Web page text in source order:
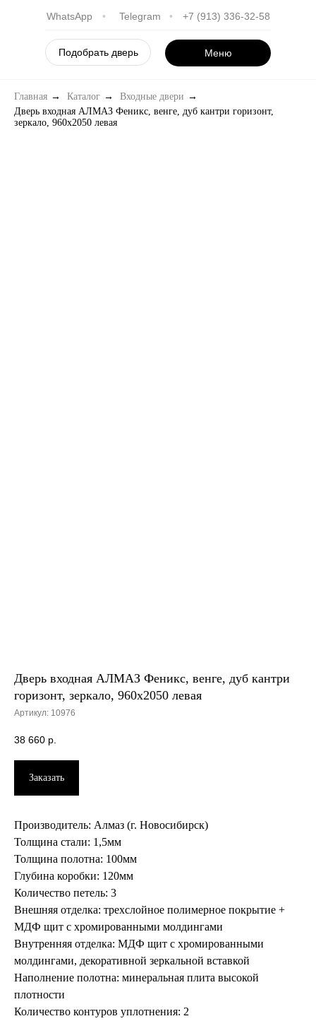
WhatsApp •
Telegram
• +7 (913) 336-32-58
Подобрать дверь Меню
Главная → Каталог → Входные двери →
Дверь входная АЛМАЗ Феникс, венге, дуб кантри горизонт,
зеркало, 960х2050 левая
Дверь входная АЛМАЗ Феникс, венге, дуб кантри
горизонт, зеркало, 960х2050 левая
Артикул: 10976
38 660 р.
Заказать
Производитель: Алмаз (г. Новосибирск)
Толщина стали: 1,5мм
Толщина полотна: 100мм
Глубина коробки: 120мм
Количество петель: 3
Внешняя отделка: трехслойное полимерное покрытие +
МДФ щит с хромированными молдингами
Внутренняя отделка: МДФ щит с хромированными
молдингами, декоративной зеркальной вставкой
Наполнение полотна: минеральная плита высокой
плотности
Количество контуров уплотнения: 2